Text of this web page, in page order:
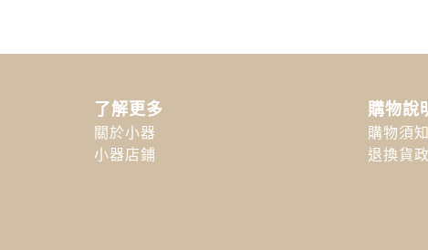
了解更多
關於小器
小器店鋪
購物說
購物須知
退換貨